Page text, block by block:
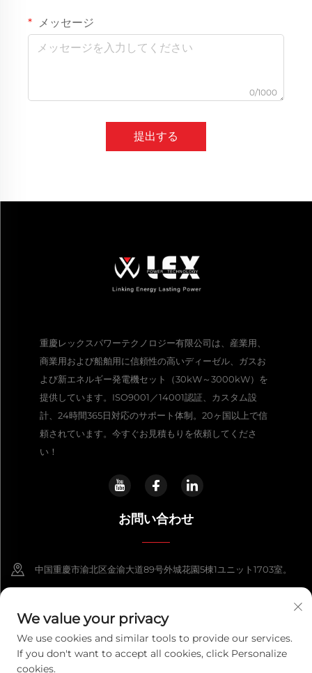
メッセージ
0/1000
提出する
重慶レックスパワーテクノロジー有限公司は、産業用、
商業用および船舶用に信頼性の高いディーゼル、ガスお
よび新エネルギー発電機セット（30kW～3000kW）を
提供しています。ISO9001／14001認証、カスタム設
計、24時間365日対応のサポート体制。20ヶ国以上で信
頼されています。今すぐお見積もりを依頼してくださ
い！
お問い合わせ
中国重慶市渝北区金渝大道89号外城花園5棟1ユニット1703室。
[email protected]
We value your privacy
We use cookies and similar tools to provide our services.
If you don't want to accept all cookies, click Personalize
cookies.